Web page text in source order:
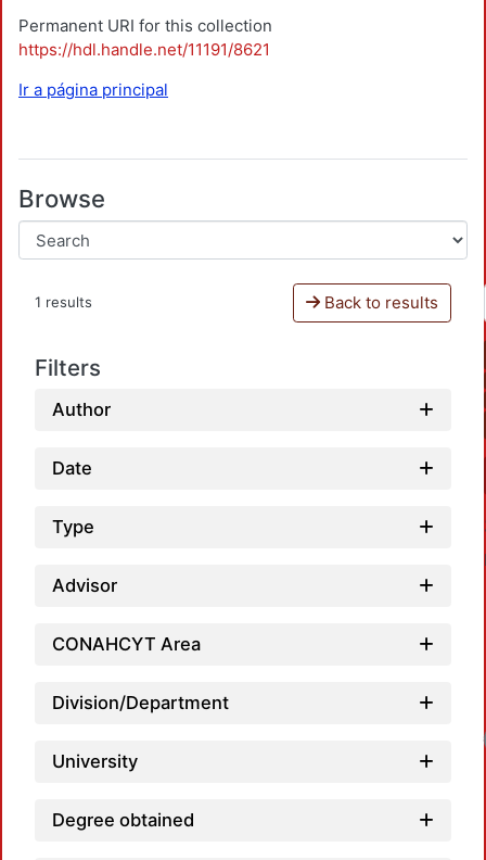
Permanent URI for this collection
https://hdl.handle.net/11191/8621
Ir a página principal
Browse
1 results Back to results
Filters
Author
Date
Type
Advisor
CONAHCYT Area
Division/Department
University
Degree obtained